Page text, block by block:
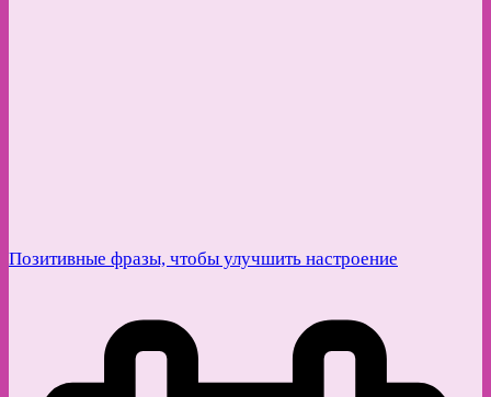
Позитивные фразы, чтобы улучшить настроение